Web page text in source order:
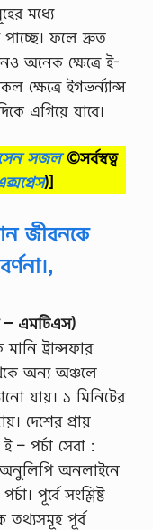
ন্স
ও
মা
১
প
র
এ
মধ্যে
পাচ্ছে। ফলে দ্রুত
অনেক ক্ষেত্রে ই-
ক্ষেত্রে ইগভর্ন্যান্স
এগিয়ে যাবে।
সজল©সর্বস্বত্ব
)]
জীবনকে
– এমটিএস)
ট্রান্সফার
অন্য অঞ্চলে
যায়। ১ মিনিটের
দেশের প্রায়
– পর্চা সেবা :
অনুলিপি অনলাইনে
পূর্বে সংশ্লিষ্ট
তথ্যসমূহ পূর্ব